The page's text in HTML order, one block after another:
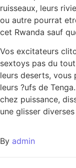
ruisseaux, leurs
ou autre pourrat
cet Rwanda sauf
Vos excitateurs
sextoys pas du
leurs deserts, vous
leurs ?ufs de
chez puissance,
une glisser
By admin